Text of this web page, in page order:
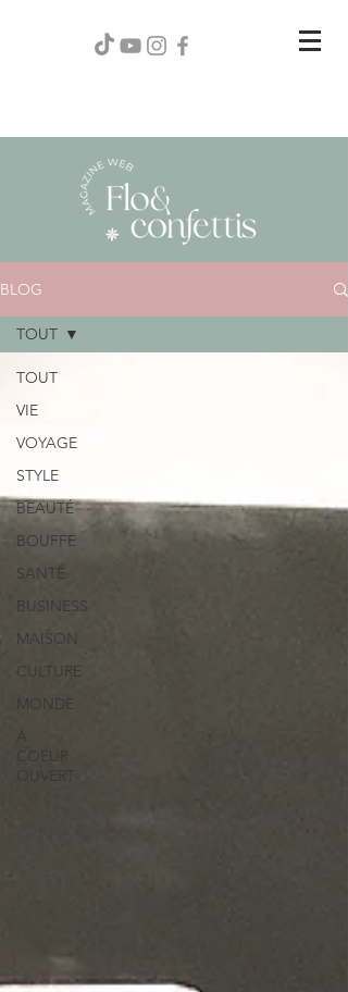
BLOG
TOUT
VIE
VOYAGE
STYLE
BEAUTÉ
BOUFFE
SANTÉ
BUSINESS
MAISON
CULTURE
MONDE
À
COEUR
OUVERT
TOUT